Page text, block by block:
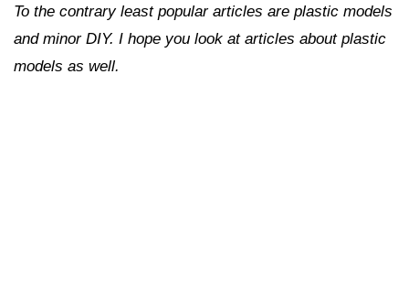
To the contrary least popular articles are plastic models
and minor DIY. I hope you look at articles about plastic
models as well.